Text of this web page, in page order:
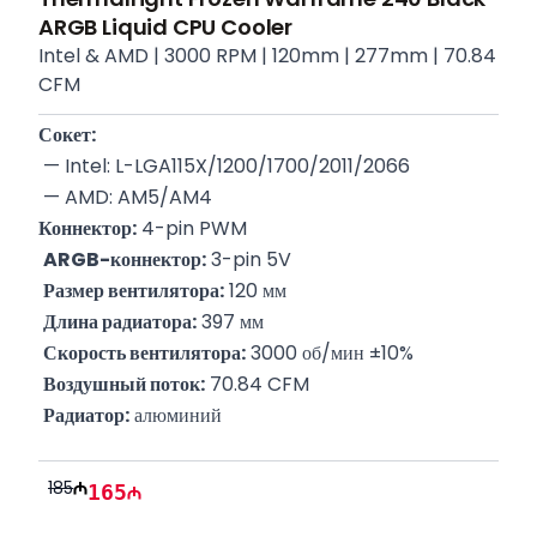
ARGB Liquid CPU Cooler
Intel & AMD | 3000 RPM | 120mm | 277mm | 70.84
CFM
Сокет:
— Intel: L-LGA115X/1200/1700/2011/2066
— AMD: AM5/AM4
Коннектор: 4-pin PWM
ARGB-коннектор: 3-pin 5V
Размер вентилятора: 120 мм
Длина радиатора: 397 мм
Скорость вентилятора: 3000 об/мин ±10%
Воздушный поток: 70.84 CFM
Радиатор: алюминий
185 165